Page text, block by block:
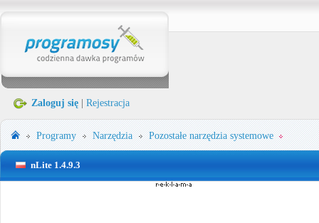
Zaloguj się Rejestracja
Programy Narzędzia Pozostałe narzędzia systemowe
nLite 1.4.9.3